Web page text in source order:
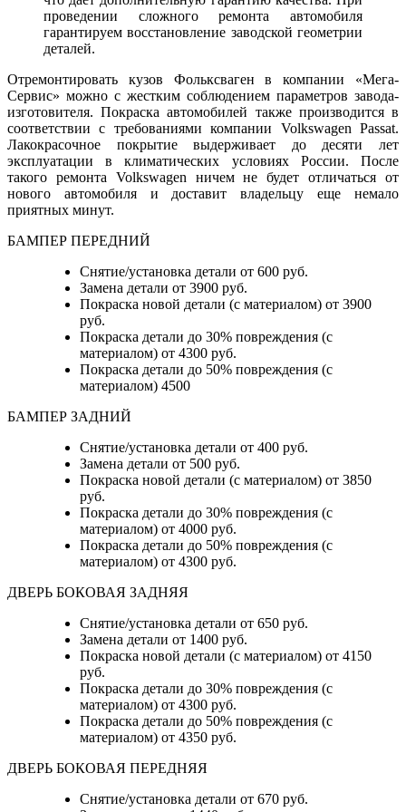
проведении сложного ремонта автомобиля
гарантируем восстановление заводской геометрии
деталей.
Отремонтировать кузов Фольксваген в компании «Мега-
Сервис» можно с жестким соблюдением параметров завода-
изготовителя. Покраска автомобилей также производится в
соответствии с требованиями компании Volkswagen Passat.
Лакокрасочное покрытие выдерживает до десяти лет
эксплуатации в климатических условиях России. После
такого ремонта Volkswagen ничем не будет отличаться от
нового автомобиля и доставит владельцу еще немало
приятных минут.
БАМПЕР ПЕРЕДНИЙ
Снятие/установка детали от 600 руб.
Замена детали от 3900 руб.
Покраска новой детали (с материалом) от 3900
руб.
Покраска детали до 30% повреждения (с
материалом) от 4300 руб.
Покраска детали до 50% повреждения (с
материалом) 4500
БАМПЕР ЗАДНИЙ
Снятие/установка детали от 400 руб.
Замена детали от 500 руб.
Покраска новой детали (с материалом) от 3850
руб.
Покраска детали до 30% повреждения (с
материалом) от 4000 руб.
Покраска детали до 50% повреждения (с
материалом) от 4300 руб.
ДВЕРЬ БОКОВАЯ ЗАДНЯЯ
Снятие/установка детали от 650 руб.
Замена детали от 1400 руб.
Покраска новой детали (с материалом) от 4150
руб.
Покраска детали до 30% повреждения (с
материалом) от 4300 руб.
Покраска детали до 50% повреждения (с
материалом) от 4350 руб.
ДВЕРЬ БОКОВАЯ ПЕРЕДНЯЯ
Снятие/установка детали от 670 руб.